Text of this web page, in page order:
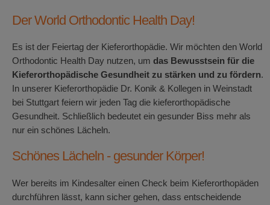
Der World Orthodontic Health Day!
Es ist der Feiertag der Kieferorthopädie. Wir möchten den World
Orthodontic Health Day nutzen, um das Bewusstsein für die
Kieferorthopädische Gesundheit zu stärken und zu fördern.
In unserer Kieferorthopädie Dr. Konik & Kollegen in Weinstadt
bei Stuttgart feiern wir jeden Tag die kieferorthopädische
Gesundheit. Schließlich bedeutet ein gesunder Biss mehr als
nur ein schönes Lächeln.
Schönes Lächeln - gesunder Körper!
Wer bereits im Kindesalter einen Check beim Kieferorthopäden
durchführen lässt, kann sicher gehen, dass entscheidende